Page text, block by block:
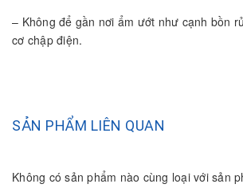
– Không để gần nơi ẩm ướt như cạnh bồn
cơ chập điện.
SẢN PHẨM LIÊN QUAN
Không có sản phẩm nào cùng loại với sản